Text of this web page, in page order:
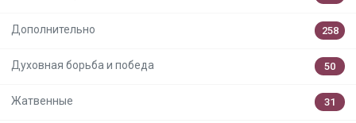
Дополнительно 258
Духовная борьба и победа 50
Жатвенные 31